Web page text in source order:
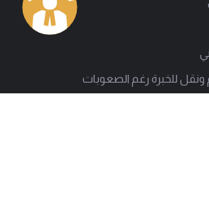
ونقل للخبرة رغم الصعوبات